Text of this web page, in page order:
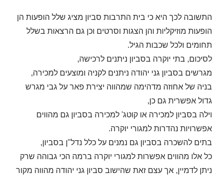
התשובה לכך היא כי בית התרבות סביון מציג שלל הופעות הן
הופעות מוזיקליות והן הצגות וסרטים וכן גם הרצאות בשלל
תחומים ולכל שכבות הגיל.
לסיכום, בתי יוקרה בסביון ניתנים לרכישה,
מגרשים בסביון גני יהודה ניתנים לקניה ומוצעים למכירה,
בניה של אחוזה מדהימה שמהווה יצירת פאר על גבי מגרש
גדול אפשרית גם כן,
וילה בסביון למכירה או קוטג' למכירה בסביון גם מהווים
אפשרויות נהדרות למגורי יוקרה.
בתים להשכרה בסביון גם נמנים על כלל נדל"ן בסביון,
כל אלו מהווים אפשרות למגורי יוקרה ברמה הכי גבוהה שרק
ניתן לדמיין, אך עצם זאת שהישוב סביון גני יהודה מהווה מקור